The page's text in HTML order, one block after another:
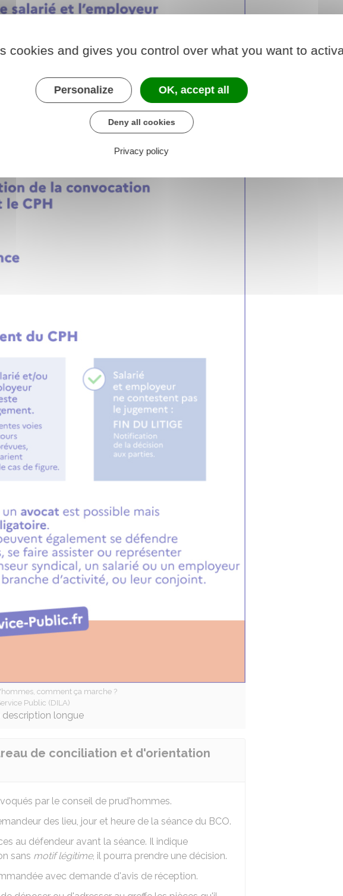
comment ça marche ?
Public (DILA)
description longue
de conciliation et d'orientation
par le conseil de prud'hommes.
des lieu, jour et heure de la séance du BCO.
au défendeur avant la séance. Il indique
sans motif légitime, il pourra prendre une décision.
avec demande d'avis de réception.
cookies and gives you control over what you want to
Personalize OK, accept all
Deny all cookies
Privacy policy